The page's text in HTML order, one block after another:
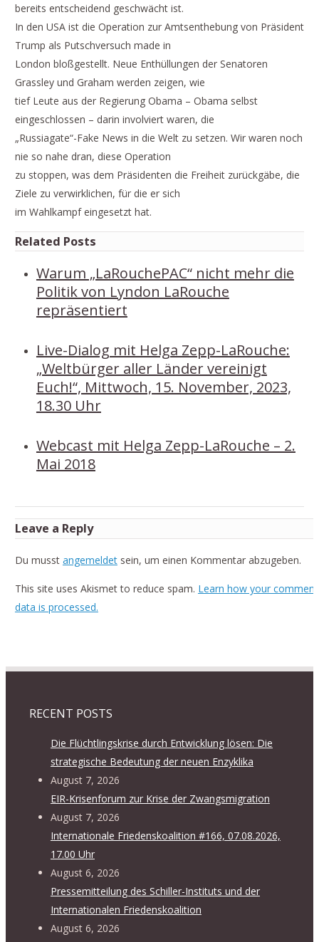
bereits entscheidend geschwächt ist.
In den USA ist die Operation zur Amtsenthebung von Präsident
Trump als Putschversuch made in
London bloßgestellt. Neue Enthüllungen der Senatoren
Grassley und Graham werden zeigen, wie
tief Leute aus der Regierung Obama – Obama selbst
eingeschlossen – darin involviert waren, die
„Russiagate“-Fake News in die Welt zu setzen. Wir waren noch
nie so nahe dran, diese Operation
zu stoppen, was dem Präsidenten die Freiheit zurückgäbe, die
Ziele zu verwirklichen, für die er sich
im Wahlkampf eingesetzt hat.
Related Posts
Warum „LaRouchePAC“ nicht mehr die
Politik von Lyndon LaRouche
repräsentiert
Live-Dialog mit Helga Zepp-LaRouche:
„Weltbürger aller Länder vereinigt
Euch!“, Mittwoch, 15. November, 2023,
18.30 Uhr
Webcast mit Helga Zepp-LaRouche – 2.
Mai 2018
Leave a Reply
Du musst angemeldetsein, um einen Kommentar abzugeben.
This site uses Akismet to reduce spam. Learn how your comment
data is processed.
RECENT POSTS
Die Flüchtlingskrise durch Entwicklung lösen: Die
strategische Bedeutung der neuen Enzyklika
August 7, 2026
EIR-Krisenforum zur Krise der Zwangsmigration
August 7, 2026
Internationale Friedenskoalition #166, 07.08.2026,
17.00 Uhr
August 6, 2026
Pressemitteilung des Schiller-Instituts und der
Internationalen Friedenskoalition
August 6, 2026